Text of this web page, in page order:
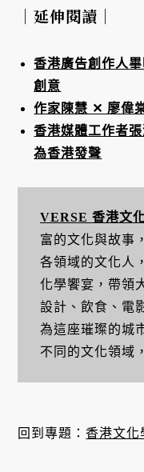
｜延伸閱讀｜
香港廣告創作人
創意
作家陳慧 ✕ 廖偉
香港媒體工作者
為香港發聲
VERSE 香港文
富的文化與故事
各領域的文化人
化學饗宴，帶領
設計、飲食、電
為這座璀璨的城
不同的文化領域
回到專題：香港文化